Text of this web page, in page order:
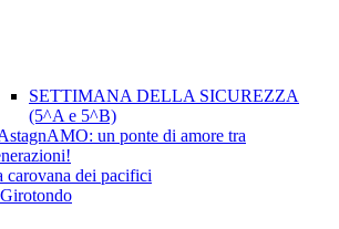
SETTIMANA DELLA SICUREZZA
(5^A e 5^B)
un ponte di amore tra
carovana dei pacifici